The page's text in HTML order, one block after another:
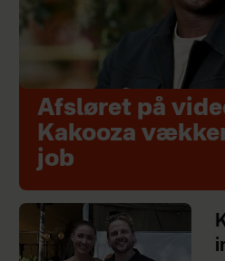
Afsløret på
Kakooza
job